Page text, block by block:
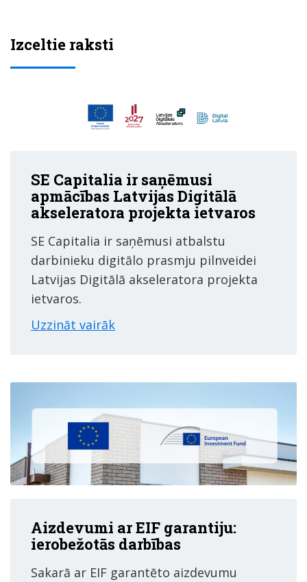
Izceltie raksti
SE Capitalia ir saņēmusi
apmācības Latvijas Digitālā
akseleratora projekta ietvaros
SE Capitalia ir saņēmusi atbalstu
darbinieku digitālo prasmju pilnveidei
Latvijas Digitālā akseleratora projekta
ietvaros.
Uzzināt vairāk
Aizdevumi ar EIF garantiju:
ierobežotās darbības
Sakarā ar EIF garantēto aizdevumu